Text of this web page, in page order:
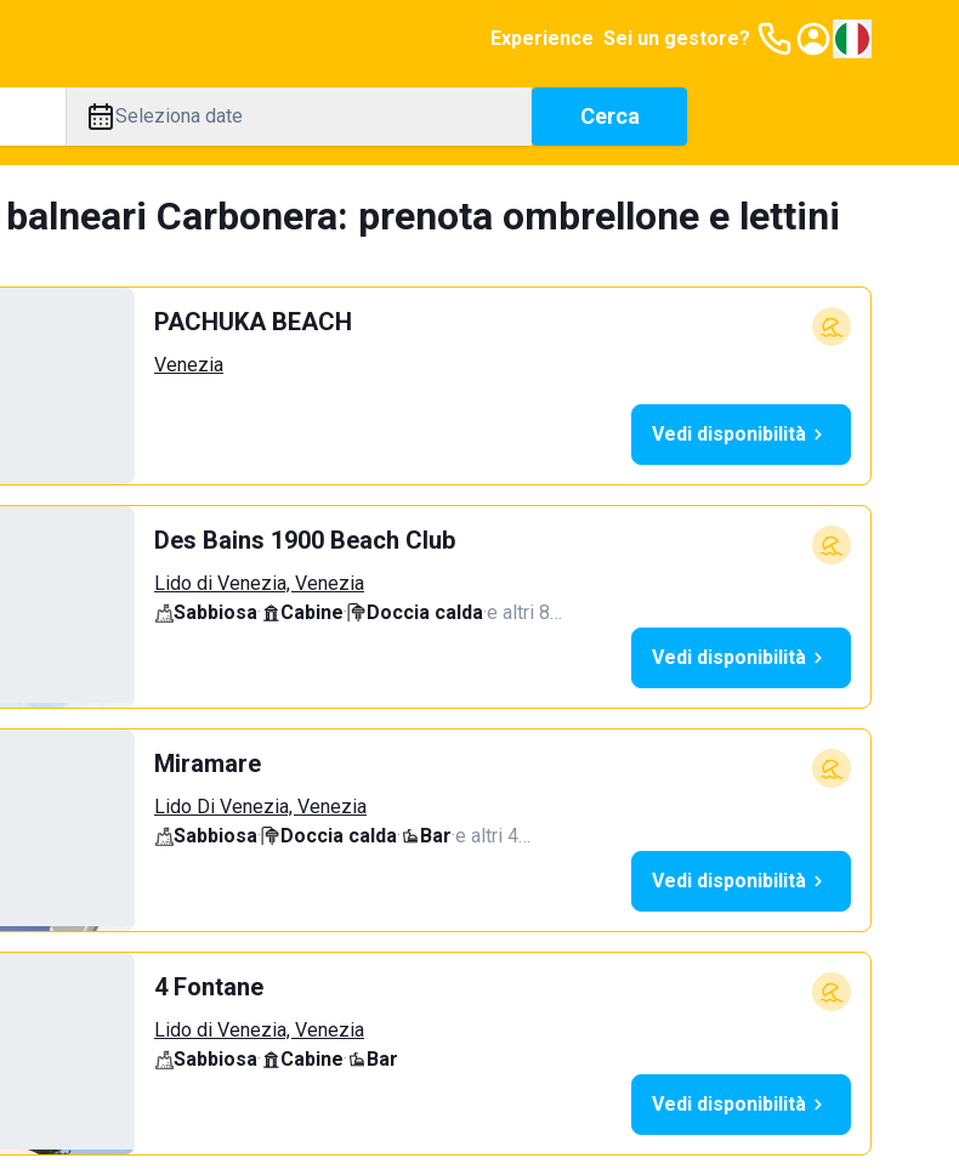
Experience Sei un gestore?
Seleziona date Cerca
Carbonera: prenota ombrellone e lettini
PACHUKA BEACH
Venezia
Vedi disponibilità
Des Bains 1900 Beach Club
Lido di Venezia, Venezia
Sabbiosa· Cabine· Doccia calda·e altri 8…
Vedi disponibilità
Miramare
Lido Di Venezia, Venezia
Sabbiosa· Doccia calda· Bar·e altri 4…
Vedi disponibilità
4 Fontane
Lido di Venezia, Venezia
Sabbiosa· Cabine·
Bar
Vedi disponibilità